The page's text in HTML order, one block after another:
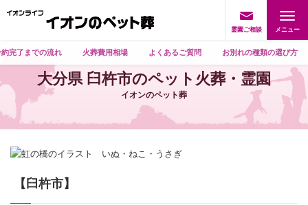
霊園ご相談
約完了までの流れ 火葬費用相場 よくあるご質問 お別れの種類の選び方
大分県 臼杵市のペット火葬・霊園
イオンのペット葬
【臼杵市】